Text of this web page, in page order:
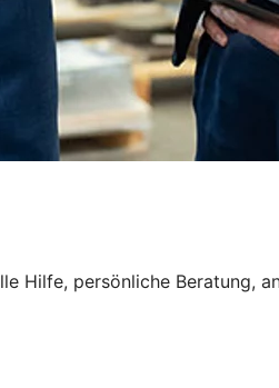
Hilfe, persönliche Beratung,